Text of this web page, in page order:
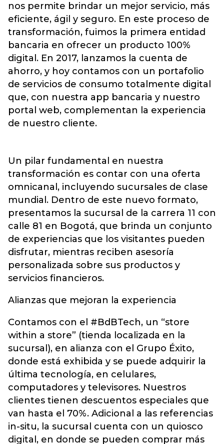
nos permite brindar un mejor servicio, más
eficiente, ágil y seguro. En este proceso de
transformación, fuimos la primera entidad
bancaria en ofrecer un producto 100%
digital. En 2017, lanzamos la cuenta de
ahorro, y hoy contamos con un portafolio
de servicios de consumo totalmente digital
que, con nuestra app bancaria y nuestro
portal web, complementan la experiencia
de nuestro cliente.
Un pilar fundamental en nuestra
transformación es contar con una oferta
omnicanal, incluyendo sucursales de clase
mundial. Dentro de este nuevo formato,
presentamos la sucursal de la carrera 11 con
calle 81 en Bogotá, que brinda un conjunto
de experiencias que los visitantes pueden
disfrutar, mientras reciben asesoría
personalizada sobre sus productos y
servicios financieros.
Alianzas que mejoran la experiencia
Contamos con el #BdBTech, un “store
within a store” (tienda localizada en la
sucursal), en alianza con el Grupo Éxito,
donde está exhibida y se puede adquirir la
última tecnología, en celulares,
computadores y televisores. Nuestros
clientes tienen descuentos especiales que
van hasta el 70%. Adicional a las referencias
in-situ, la sucursal cuenta con un quiosco
digital, en donde se pueden comprar más